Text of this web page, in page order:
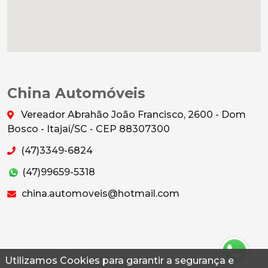
Utilizamos Cookies para garantir a segurança e
China Automóveis
Vereador Abrahão João Francisco, 2600 - Dom
Bosco - Itajaí/SC - CEP 88307300
(47)3349-6824
(47)99659-5318
china.automoveis@hotmail.com